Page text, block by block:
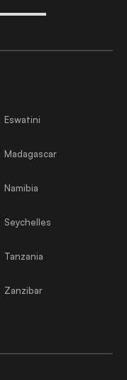
Eswatini
Madagascar
Namibia
Seychelles
Tanzania
Zanzibar